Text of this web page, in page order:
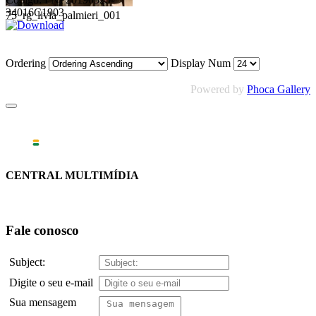
75_rg_livia_palmieri_001
34016C1903
Ordering Display Num
Powered by Phoca Gallery
CENTRAL MULTIMÍDIA
Fale conosco
Subject:
Digite o seu e-mail
Sua mensagem